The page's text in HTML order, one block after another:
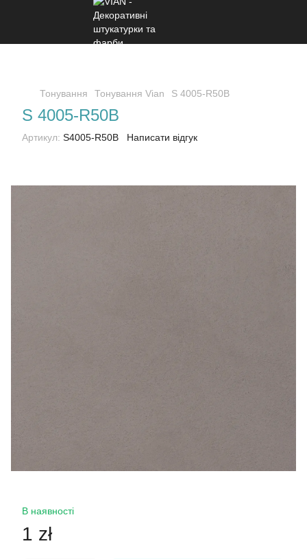
Тонування Тонування Vian S 4005-R50B
S 4005-R50B
Артикул: S4005-R50B Написати відгук
В наявності
1 zł